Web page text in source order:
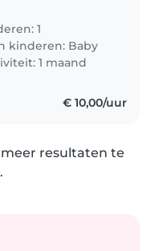
1
kinderen: Baby
1 maand
€ 10,00/uur
resultaten te